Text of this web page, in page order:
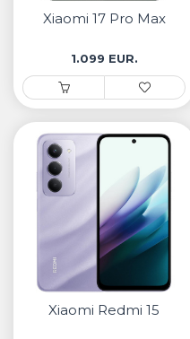
Xiaomi 17 Pro Max
1.099 EUR.
Xiaomi Redmi 15